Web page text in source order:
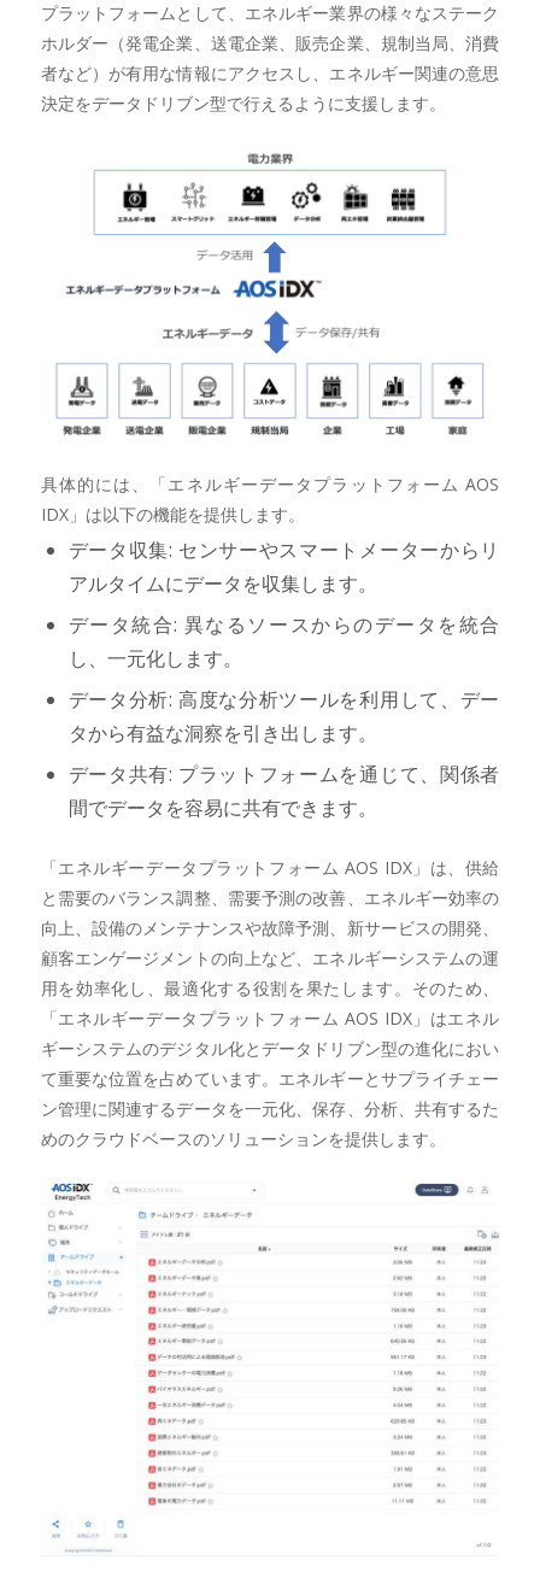
プラットフォームとして、エネルギー業界の様々なステーク
ホルダー（発電企業、送電企業、販売企業、規制当局、消費
者など）が有用な情報にアクセスし、エネルギー関連の意思
決定をデータドリブン型で行えるように支援します。
具体的には、「エネルギーデータプラットフォーム AOS
IDX」は以下の機能を提供します。
データ収集: センサーやスマートメーターからリ
アルタイムにデータを収集します。
データ統合: 異なるソースからのデータを統合
し、一元化します。
データ分析: 高度な分析ツールを利用して、デー
タから有益な洞察を引き出します。
データ共有: プラットフォームを通じて、関係者
間でデータを容易に共有できます。
「エネルギーデータプラットフォーム AOS IDX」は、供給
と需要のバランス調整、需要予測の改善、エネルギー効率の
向上、設備のメンテナンスや故障予測、新サービスの開発、
顧客エンゲージメントの向上など、エネルギーシステムの運
用を効率化し、最適化する役割を果たします。そのため、
「エネルギーデータプラットフォーム AOS IDX」はエネル
ギーシステムのデジタル化とデータドリブン型の進化におい
て重要な位置を占めています。エネルギーとサプライチェー
ン管理に関連するデータを一元化、保存、分析、共有するた
めのクラウドベースのソリューションを提供します。